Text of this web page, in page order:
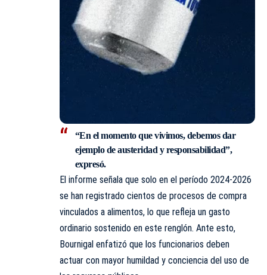
“En el momento que vivimos, debemos dar
ejemplo de austeridad y responsabilidad”,
expresó.
El informe señala que solo en el período 2024-2026
se han registrado cientos de procesos de compra
vinculados a alimentos, lo que refleja un gasto
ordinario sostenido en este renglón. Ante esto,
Bournigal enfatizó que los funcionarios deben
actuar con mayor humildad y conciencia del uso de